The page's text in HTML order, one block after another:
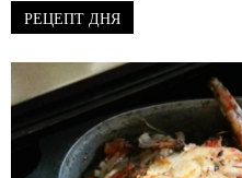
РЕЦЕПТ ДНЯ